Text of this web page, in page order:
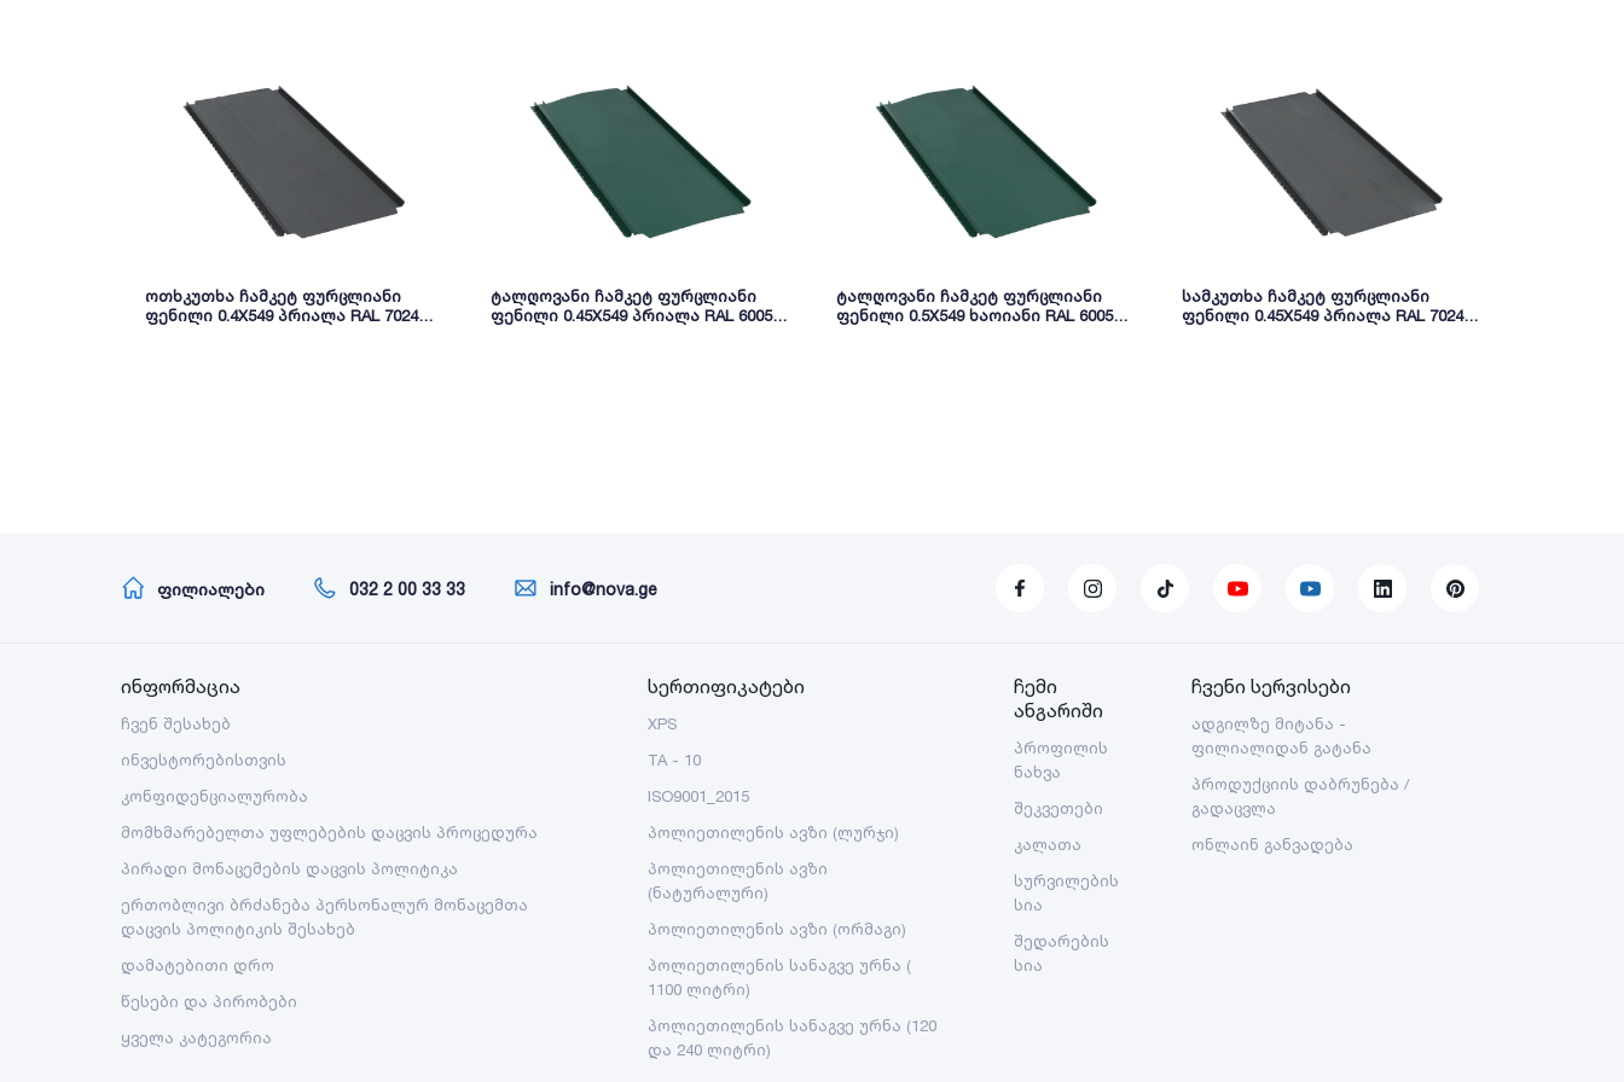
ოთხკუთხა ჩამკეტ ფურცლიანი
ფენილი 0.4X549 პრიალა RAL 7024
ტალღოვანი ჩამკეტ ფურცლიანი
ფენილი 0.45X549 პრიალა RAL 6005
ტალღოვანი ჩამკეტ ფურცლიანი
ფენილი 0.5X549 ხაოიანი RAL 6005
სამკუთხა ჩამკეტ ფურცლიანი
ფენილი 0.45X549 პრიალა RAL 7024
ფილიალები 032 2 00 33 33 info@nova.ge
ინფორმაცია
ჩვენ შესახებ
ინვესტორებისთვის
კონფიდენციალურობა
მომხმარებელთა უფლებების დაცვის პროცედურა
პირადი მონაცემების დაცვის პოლიტიკა
ერთობლივი ბრძანება პერსონალურ მონაცემთა
დაცვის პოლიტიკის შესახებ
დამატებითი დრო
წესები და პირობები
ყველა კატეგორია
სერთიფიკატები
XPS
TA - 10
ISO9001_2015
პოლიეთილენის ავზი (ლურჯი)
პოლიეთილენის ავზი
(ნატურალური)
პოლიეთილენის ავზი (ორმაგი)
პოლიეთილენის სანაგვე ურნა (
1100 ლიტრი)
პოლიეთილენის სანაგვე ურნა (120
და 240 ლიტრი)
ჩემი
ანგარიში
პროფილის
ნახვა
შეკვეთები
კალათა
სურვილების
სია
შედარების
სია
ჩვენი სერვისები
ადგილზე მიტანა -
ფილიალიდან გატანა
პროდუქციის დაბრუნება /
გადაცვლა
ონლაინ განვადება